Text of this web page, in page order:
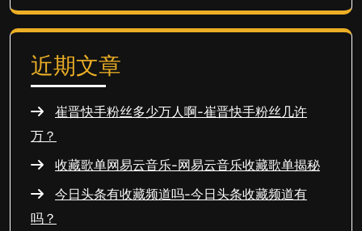
近期文章
崔晋快手粉丝多少万人啊-崔晋快手粉丝几许
万？
收藏歌单网易云音乐-网易云音乐收藏歌单揭秘
今日头条有收藏频道吗-今日头条收藏频道有
吗？